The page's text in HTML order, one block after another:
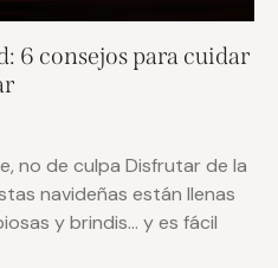
6 consejos para cuidar
no de culpa Disfrutar de la
navideñas están llenas
y brindis… y es fácil